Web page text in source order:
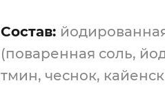
Состав:
(поваренная соль,
тмин, чеснок,